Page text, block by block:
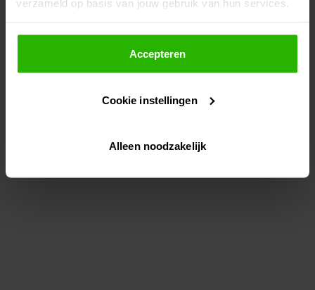
verzameld op basis van jouw gebruik van hun services.
Als je op "Accepteer" klikt, dan geef je Voordeeluitjes.nl
toestemming om cookies voor social media en
gepersonaliseerde advertenties te plaatsen.
Lees hier meer over in onsprivacybeleid
Via "Cookie instellingen" kun je ook zelf instellen welke
Accepteren
Cookie instellingen
Alleen noodzakelijk